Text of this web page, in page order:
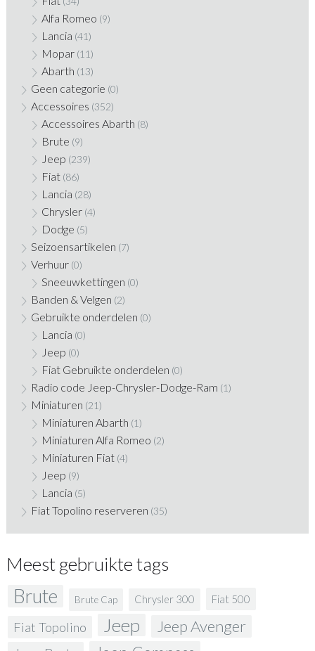
Alfa Romeo (9)
Lancia (41)
Mopar (11)
Abarth (13)
Geen categorie (0)
Accessoires (352)
Accessoires Abarth (8)
Brute (9)
Jeep (239)
Fiat (86)
Lancia (28)
Chrysler (4)
Dodge (5)
Seizoensartikelen (7)
Verhuur (0)
Sneeuwkettingen (0)
Banden & Velgen (2)
Gebruikte onderdelen (0)
Lancia (0)
Jeep (0)
Fiat Gebruikte onderdelen (0)
Radio code Jeep-Chrysler-Dodge-Ram (1)
Miniaturen (21)
Miniaturen Abarth (1)
Miniaturen Alfa Romeo (2)
Miniaturen Fiat (4)
Jeep (9)
Lancia (5)
Fiat Topolino reserveren (35)
Meest gebruikte tags
Brute Brute Cap Chrysler 300 Fiat 500
Fiat Topolino Jeep Jeep Avenger